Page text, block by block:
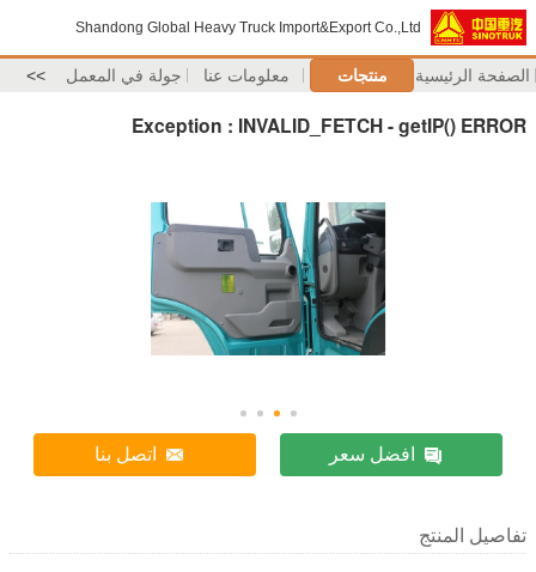
Shandong Global Heavy Truck Import&Export Co.,Ltd
الصفحة الرئيسية منتجات معلومات عنا جولة في المعمل >>
Exception : INVALID_FETCH - getIP() ERROR
افضل سعر اتصل بنا
تفاصيل المنتج